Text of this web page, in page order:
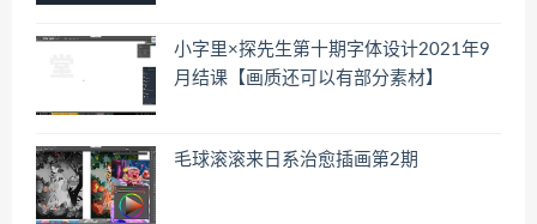
小字里×探先生第十期字体设计2021年9
月结课【画质还可以有部分素材】
毛球滚滚来日系治愈插画第2期